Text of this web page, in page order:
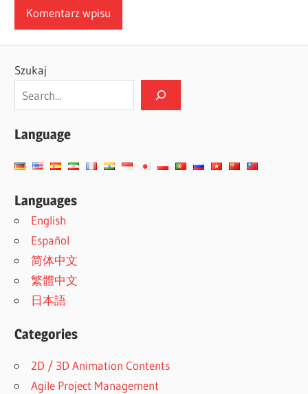
Szukaj
Language
Languages
English
Español
简体中文
繁體中文
日本語
Categories
2D / 3D Animation Contents
Agile Project Management